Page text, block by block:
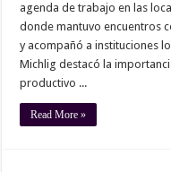
agenda de trabajo en las
donde mantuvo encuentros
y acompañó a instituciones
Michlig destacó la
productivo ...
Read More »